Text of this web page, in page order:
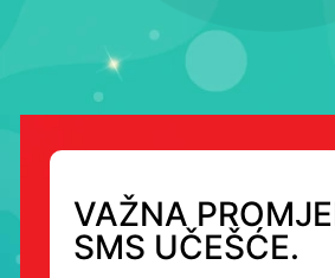
VAŽNA
SMS UČEŠĆE.